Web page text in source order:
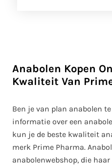
Anabolen Kopen
Kwaliteit Van
Ben je van plan anabolen
informatie over een
kun je de beste kwaliteit
merk Prime Pharma.
anabolenwebshop, die